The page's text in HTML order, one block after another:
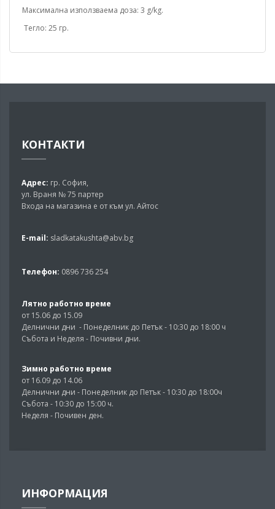
Максимална използваема доза: 3 g/kg.
Тегло: 25 гр.
КОНТАКТИ
Адрес: гр. София,
ул. Враня № 75 партер
Входа на магазина е от към ул. Айтос
E-mail: sladkatakushta@abv.bg
Телефон: 0896 736 254
Лятно работно време
от 15.06 до 15.09
Делнични дни - Понеделник до Петък - 10:30 до 18:00 ч
Събота и Неделя - Почивни дни.
Зимно работно време
от 16.09 до 14.06
Делнични дни - Понеделник до Петък - 10:30 до 18:00ч
Събота - 10:30 до 15:00 ч.
Неделя - Почивен ден.
ИНФОРМАЦИЯ